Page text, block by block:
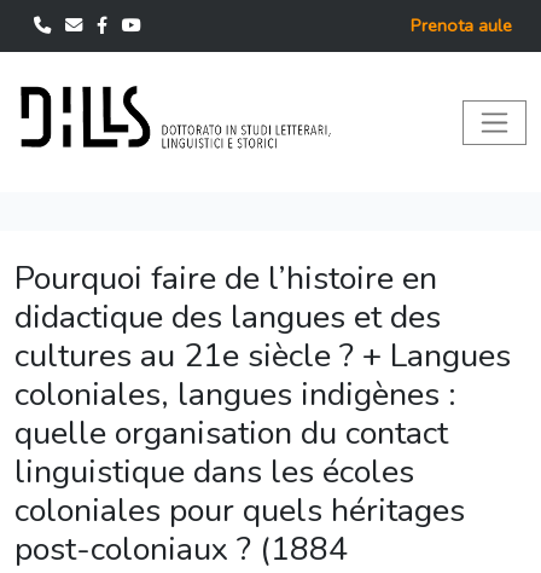
Prenota aule
Pourquoi faire de l’histoire en
didactique des langues et des
cultures au 21e siècle ? + Langues
coloniales, langues indigènes :
quelle organisation du contact
linguistique dans les écoles
coloniales pour quels héritages
post-coloniaux ? (1884